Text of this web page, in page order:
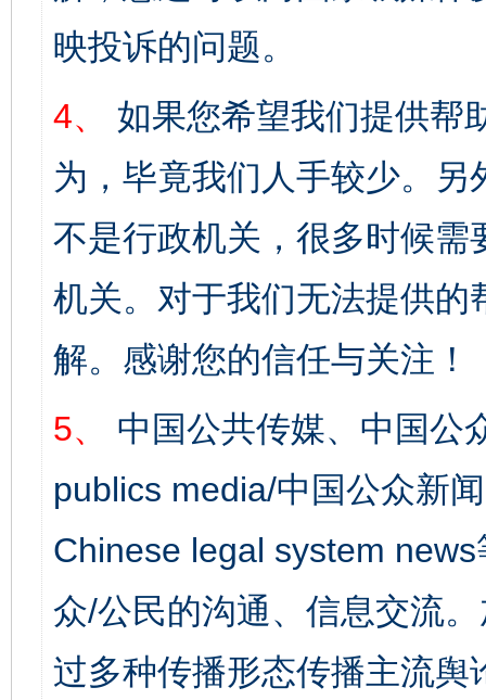
映投诉的问题。
4、
如果您希望我们提供帮
为，毕竟我们人手较少。
不是行政机关，很多时候
机关。对于我们无法提供
解。感谢您的信任与关注！
5、
中国公共传媒、中国公
publics media/中国公众新
Chinese legal system
众/公民的沟通、信息交流
过多种传播形态传播主流